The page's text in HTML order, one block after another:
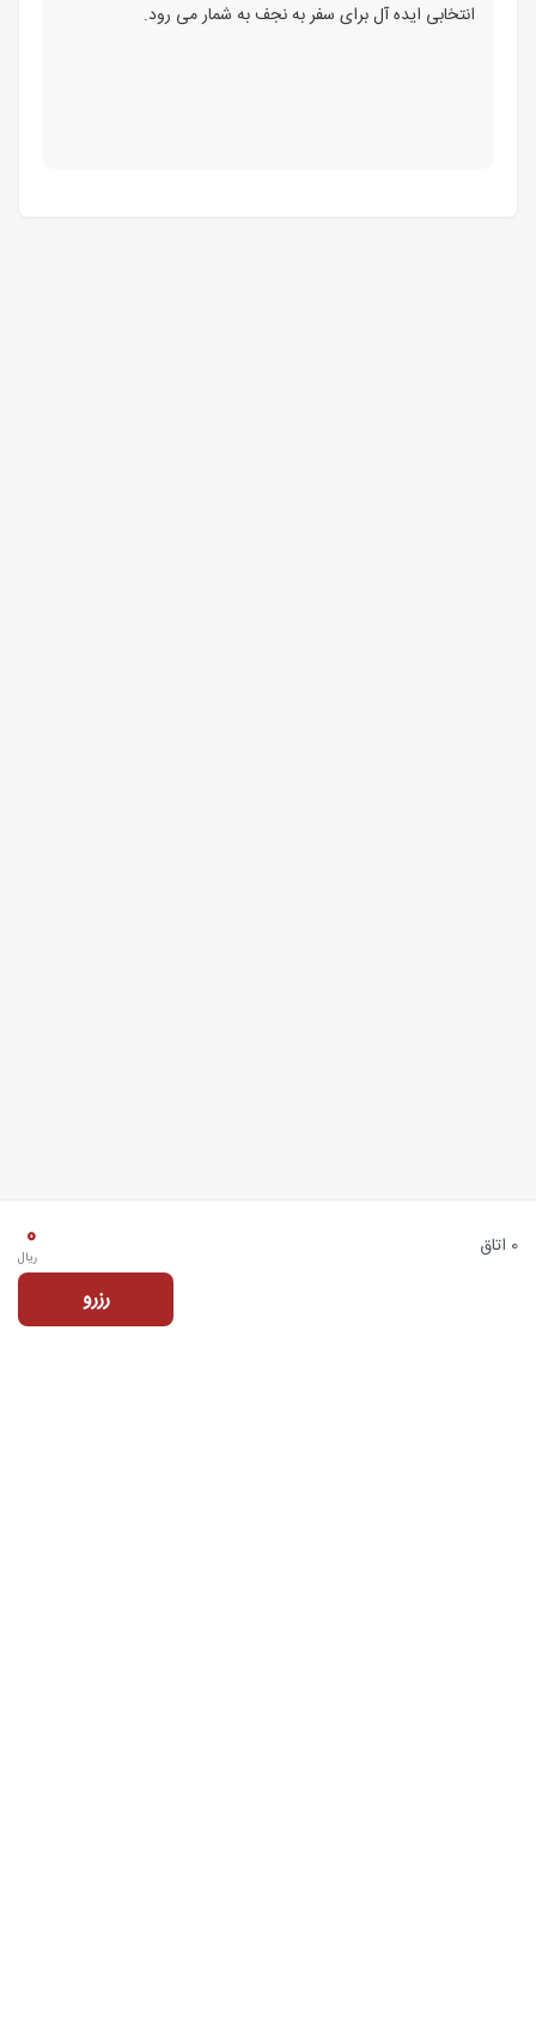
انتخابی ایده آل برای سفر به نجف به شمار می رود.
0 اتاق 0
ریال
رزرو